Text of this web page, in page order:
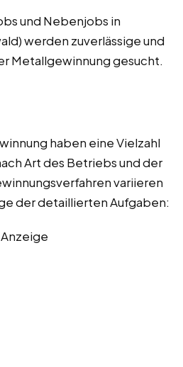
und Nebenjobs in
werden zuverlässige und
Metallgewinnung gesucht.
haben eine Vielzahl
Art des Betriebs und der
variieren
der detaillierten Aufgaben:
Anzeige